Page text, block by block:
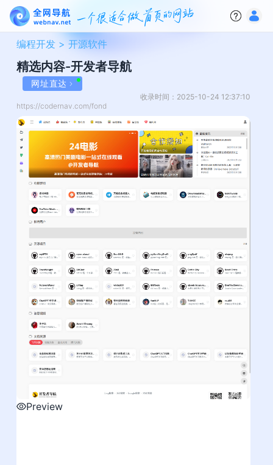
编程开发 >开源软件
精选内容-开发者导航
网址直达
收录时间：2025-10-24 12:37:10
https://codernav.com/fond
Preview